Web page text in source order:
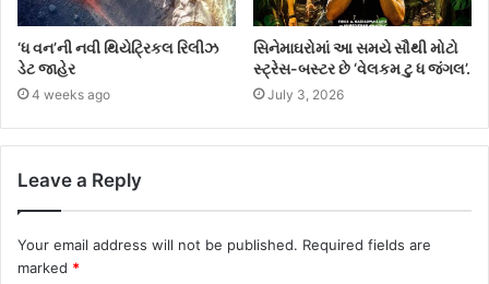
‘ધ વન’ની નવી થિયેટ્રિકલ રિલીઝ
ડેટ જાહેર
4 weeks ago
સિનેમાઘરોમાં આ સમયે સૌથી મોટો
સ્ટ્રેસ-બસ્ટર છે ‘વેલકમ ટુ ધ જંગલ’.
July 3, 2026
Leave a Reply
Your email address will not be published. Required fields are
marked *